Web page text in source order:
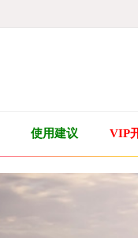
使用建议 VIP